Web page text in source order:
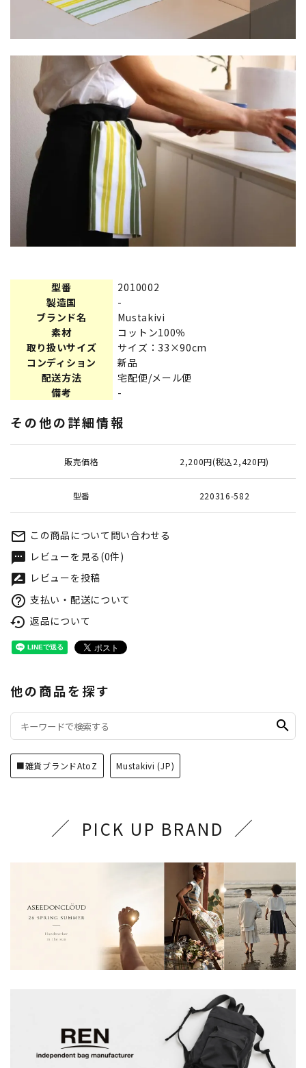
型番
2010002
製造国
-
ブランド名
Mustakivi
素材
コットン100％
取り扱いサイズ
サイズ：33×90cm
コンディション
新品
配送方法
宅配便/メール便
備考
-
その他の詳細情報
販売価格 2,200円(税込2,420円)
型番 220316-582
mail_outline この商品について問い合わせる
textsms レビューを見る(0件)
rate_review レビューを投稿
help_outline 支払い・配送について
settings_backup_restore 返品について
他の商品を探す
search
■雑貨ブランドAtoZ Mustakivi (JP)
PICK UP BRAND